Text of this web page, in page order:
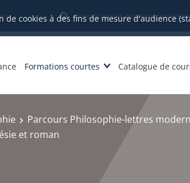
cookies à des fins de mesure d'audience
Orientation et insertion
Formations courtes Catalogue de
Parcours Philosophie-lettres
et roman